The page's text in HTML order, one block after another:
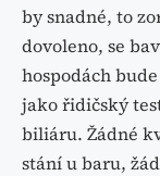
by snadné, to
dovoleno, se
hospodách
jako řidičský
biliáru. Žádné
stání u baru,